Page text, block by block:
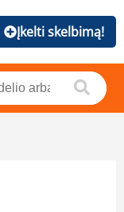
Įkelti skelbimą!